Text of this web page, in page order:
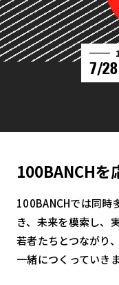
7/28
100BANCHを
100BANCHでは同時
き、未来を模索し、
若者たちとつながり
一緒につくっていき